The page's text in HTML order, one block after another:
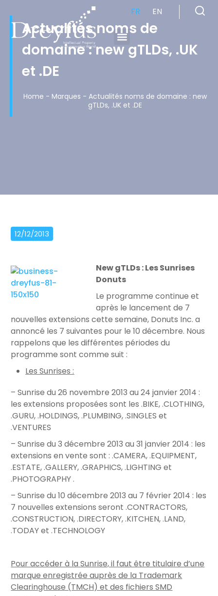
FR EN
Actualités noms de
domaine : new gTLDs, .UK
et .DE
Home - Marques - Actualités noms de domaine : new
gTLDs, .UK et .DE
12/12/2013
New gTLDs : Les Sunrises
Donuts
Le programme continue et
après le lancement de 7
nouvelles extensions cette semaine, Donuts Inc. a
annoncé les 7 suivantes pour le 10 décembre. Nous
rappelons que les différentes périodes du
programme sont comme suit :
Les Sunrises :
– Sunrise du 26 novembre 2013 au 24 janvier 2014 :
les extensions proposées sont les .BIKE, .CLOTHING,
.GURU, .HOLDINGS, .PLUMBING, .SINGLES et
.VENTURES
– Sunrise du 3 décembre 2013 au 31 janvier 2014 : les
extensions en vente sont : .CAMERA, .EQUIPMENT,
.ESTATE, .GALLERY, .GRAPHICS, .LIGHTING et
.PHOTOGRAPHY .
– Sunrise du 10 décembre 2013 au 7 février 2014 : les
7 nouvelles extensions seront .CONTRACTORS,
.CONSTRUCTION, .DIRECTORY, .KITCHEN, .LAND,
.TODAY et .TECHNOLOGY
Pour accéder à la Sunrise, il faut être titulaire d’une
marque enregistrée auprès de la Trademark
Clearinghouse (TMCH) et des fichiers SMD